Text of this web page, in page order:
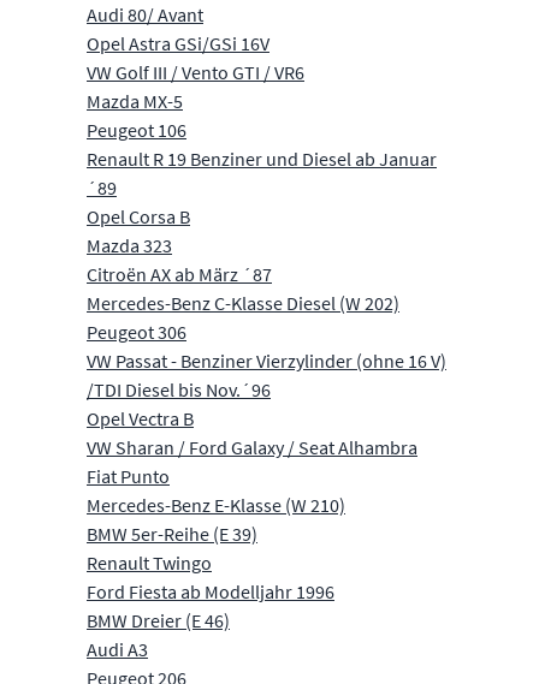
Audi 80/ Avant
Opel Astra GSi/GSi 16V
VW Golf III / Vento GTI / VR6
Mazda MX-5
Peugeot 106
Renault R 19 Benziner und Diesel ab Januar
´89
Opel Corsa B
Mazda 323
Citroën AX ab März ´87
Mercedes-Benz C-Klasse Diesel (W 202)
Peugeot 306
VW Passat - Benziner Vierzylinder (ohne 16 V)
/TDI Diesel bis Nov.´96
Opel Vectra B
VW Sharan / Ford Galaxy / Seat Alhambra
Fiat Punto
Mercedes-Benz E-Klasse (W 210)
BMW 5er-Reihe (E 39)
Renault Twingo
Ford Fiesta ab Modelljahr 1996
BMW Dreier (E 46)
Audi A3
Peugeot 206